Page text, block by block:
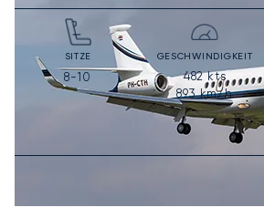
SITZE
8-10
GESCHWINDIGKEIT
482kts
893km/h